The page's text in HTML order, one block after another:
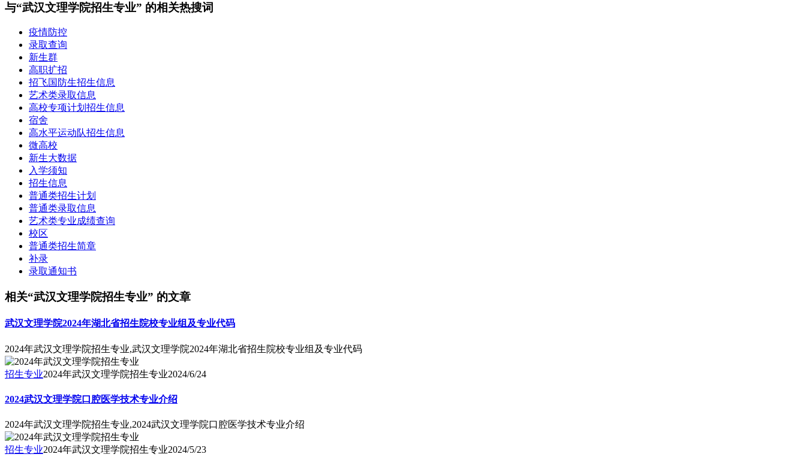
与“武汉文理学院招生专业” 的相关热搜词
疫情防控
录取查询
新生群
高职扩招
招飞国防生招生信息
艺术类录取信息
高校专项计划招生信息
宿舍
高水平运动队招生信息
微高校
新生大数据
入学须知
招生信息
普通类招生计划
普通类录取信息
艺术类专业成绩查询
校区
普通类招生简章
补录
录取通知书
相关“武汉文理学院招生专业” 的文章
武汉文理学院2024年湖北省招生院校专业组及专业代码
2024年武汉文理学院招生专业,武汉文理学院2024年湖北省招生院校专业组及专业代码
招生专业2024年武汉文理学院招生专业2024/6/24
2024武汉文理学院口腔医学技术专业介绍
2024年武汉文理学院招生专业,2024武汉文理学院口腔医学技术专业介绍
招生专业2024年武汉文理学院招生专业2024/5/23